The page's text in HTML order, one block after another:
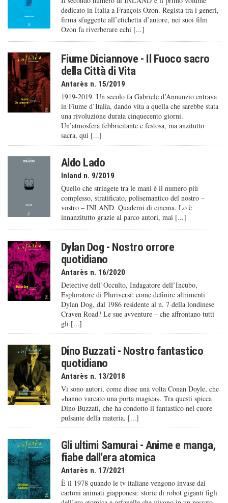
dedicato in Italia a François Ozon. Regista tra i generi,
firma sfuggente all’etichetta d’autore, nei suoi film
Ozon fa riverberare echi [...]
Fiume Diciannove - Il Fuoco sacro
della Città di Vita
Antarès n. 15/2019
1919-2019. Un secolo fa Gabriele d’Annunzio entrava
in Fiume d’Italia, dando vita a quella che sarebbe stata
una rivoluzione durata cinquecento giorni.
Un’atmosfera febbricitante e festosa, ma anzitutto
sacra, qui [...]
Aldo Lado
Inland n. 9/2019
Quello che stringete tra le mani è il numero più
complesso, stratificato, polisemantico del nostro –
vostro – INLAND. Quaderni di cinema. Lo è
innanzitutto grazie al parco autori, mai [...]
Dylan Dog - Nostro orrore
quotidiano
Antarès n. 16/2020
Detective dell’Occulto, Indagatore dell’Incubo,
Esploratore di Pluriversi: come definire altrimenti
Dylan Dog, dal 1986 residente al n. 7 della londinese
Craven Road? Le sue avventure – che affrontano tutti
gli [...]
Dino Buzzati - Nostro fantastico
quotidiano
Antarès n. 13/2018
Vi sono autori, come disse una volta Conan Doyle, che
«hanno varcato una porta magica». Tra questi spicca
Dino Buzzati, che ha condotto il fantastico nel cuore
pulsante della materia. [...]
Gli ultimi Samurai - Anime e manga,
fiabe dall'era atomica
Antarès n. 17/2021
È il 1978 quando le tv italiane vengono invase dai
cartoni animati giapponesi: storie di robot giganti figli